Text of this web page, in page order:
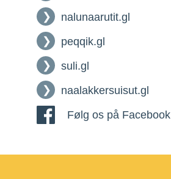
nalunaarutit.gl
peqqik.gl
suli.gl
naalakkersuisut.gl
Følg os på Facebook